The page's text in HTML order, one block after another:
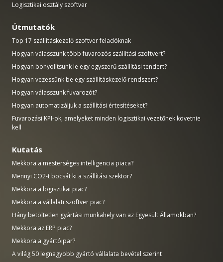
Logisztikai osztály szoftver
Útmutatók
Top 17 szállításkezelő szoftver feladóknak
Hogyan válasszunk több fuvarozós szállítási szoftvert?
Hogyan bonyolítsunk le egy egyszerű szállítási tendert?
Hogyan vezessünk be egy szállításkezelő rendszert?
Hogyan válasszunk fuvarozót?
Hogyan automatizáljuk a szállítási értesítéseket?
Fuvarozási KPI-ok, amelyeket minden logisztikai vezetőnek követnie
kell
Kutatás
Mekkora a mesterséges intelligencia piaca?
Mennyi CO2-t bocsát ki a szállítási szektor?
Mekkora a logisztikai piac?
Mekkora a vállalati szoftver piac?
Hány betöltetlen gyártási munkahely van az Egyesült Államokban?
Mekkora az ERP piac?
Mekkora a gyártóipar?
A világ 50 legnagyobb gyártó vállalata bevétel szerint